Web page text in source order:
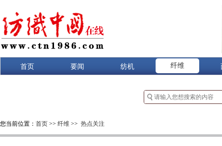
首页 要闻 纺机 纤维
您当前位置： 首页 >> 纤维 >> 热点关注